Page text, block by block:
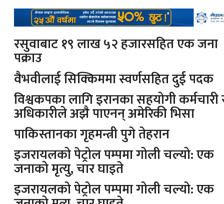
रसुवाबाट १९ लाख ५२ हजारसहित एक जना
पक्राउ
वैभवीलाई सिक्किममा स्वर्णसहित दुई पदक
विश्वकपका लागि इरानका सहयोगी कर्मचारी
अधिकारीले अझै पाएनन् अमेरिकी भिसा
पाकिस्तानका गृहमन्त्री पुगे तेहरान
इजरायलको पेट्रोल पम्पमा गोली चल्यो: एक
जनाको मृत्यु, चार घाइते
इजरायलको पेट्रोल पम्पमा गोली चल्यो: एक